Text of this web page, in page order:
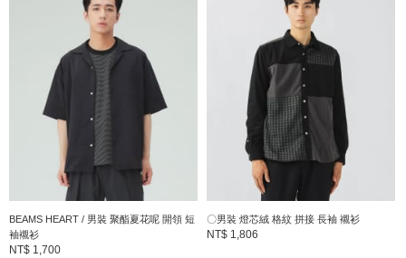
商品詳細
： 休閒襯衫
： S、M、L
素材 ： 棉100%
產地
BEAMS HEART / 男裝 聚酯夏花呢 開領 短
袖襯衫
NT$ 1,700
〇男裝 燈芯絨 格紋 拼接 長袖 襯衫
NT$ 1,806